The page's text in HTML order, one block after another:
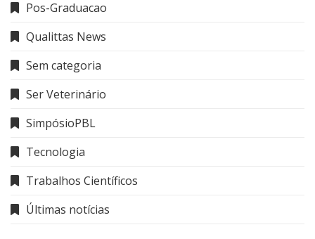
Pos-Graduacao
Qualittas News
Sem categoria
Ser Veterinário
SimpósioPBL
Tecnologia
Trabalhos Científicos
Últimas notícias